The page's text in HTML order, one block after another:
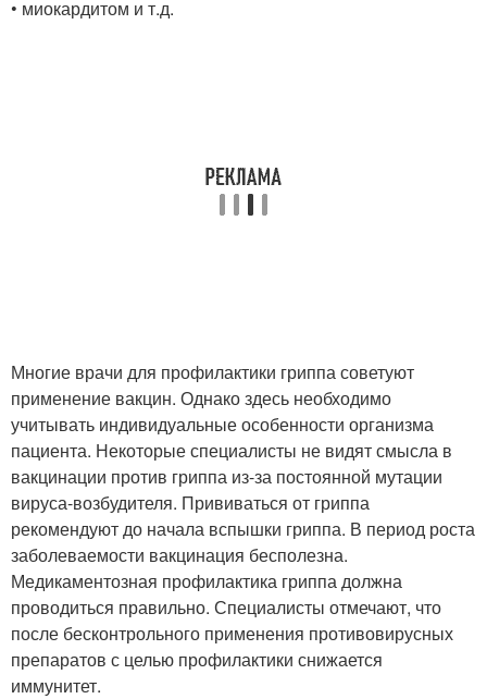
• миокардитом и т.д.
Многие врачи для профилактики гриппа советуют
применение вакцин. Однако здесь необходимо
учитывать индивидуальные особенности организма
пациента. Некоторые специалисты не видят смысла в
вакцинации против гриппа из-за постоянной мутации
вируса-возбудителя. Прививаться от гриппа
рекомендуют до начала вспышки гриппа. В период роста
заболеваемости вакцинация бесполезна.
Медикаментозная профилактика гриппа должна
проводиться правильно. Специалисты отмечают, что
после бесконтрольного применения противовирусных
препаратов с целью профилактики снижается
иммунитет.